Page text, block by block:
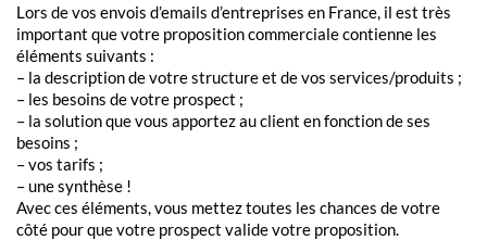
Lors de vos envois d’emails d’entreprises en France, il est très
important que votre proposition commerciale contienne les
éléments suivants :
– la description de votre structure et de vos services/produits ;
– les besoins de votre prospect ;
– la solution que vous apportez au client en fonction de ses
besoins ;
– vos tarifs ;
– une synthèse !
Avec ces éléments, vous mettez toutes les chances de votre
côté pour que votre prospect valide votre proposition.